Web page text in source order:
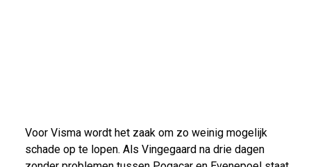
Voor Visma wordt het zaak om zo weinig mogelijk
schade op te lopen. Als Vingegaard na drie dagen